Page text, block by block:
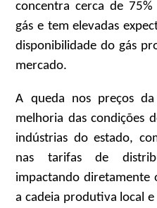
concentra cerca de
gás e tem elevadas
disponibilidade do gás
mercado.
A queda nos preços
melhoria das condições
indústrias do estado,
nas tarifas de
impactando diretamente
a cadeia produtiva local